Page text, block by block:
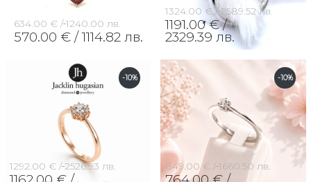
634.00 € / 1240.00 лв.
570.00 € / 1114.82 лв.
1324.00 € / 2589.52 лв.
1191.00 € /
2329.39 лв.
-10%
1292.00 € / 2526.93 лв.
-10%
849.00 € / 1660.50 лв.